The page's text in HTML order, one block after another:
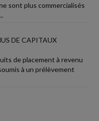
sont plus commercialisés
DE CAPITAUX
de placement à revenu
à un prélèvement